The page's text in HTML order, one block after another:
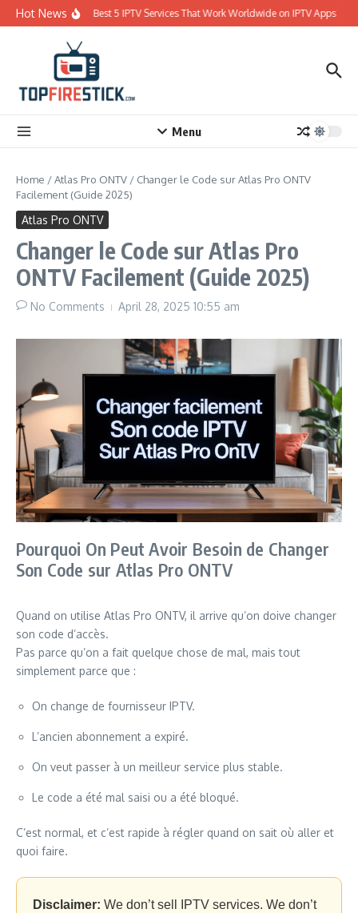
Skip to content
Hot News Best 5 IPTV Services That Work Worldwide on IPTV Apps
Menu
Home /Atlas Pro ONTV / Changer le Code sur Atlas Pro ONTV
Facilement (Guide 2025)
Atlas Pro ONTV
Changer le Code sur Atlas Pro
ONTV Facilement (Guide 2025)
No Comments April 28, 2025 10:55 am
Pourquoi On Peut Avoir Besoin de Changer
Son Code sur Atlas Pro ONTV
Quand on utilise Atlas Pro ONTV, il arrive qu’on doive changer
son code d’accès.
Pas parce qu’on a fait quelque chose de mal, mais tout
simplement parce que :
On change de fournisseur IPTV.
L’ancien abonnement a expiré.
On veut passer à un meilleur service plus stable.
Le code a été mal saisi ou a été bloqué.
C’est normal, et c’est rapide à régler quand on sait où aller et
quoi faire.
Disclaimer: We don’t sell IPTV services. We don’t